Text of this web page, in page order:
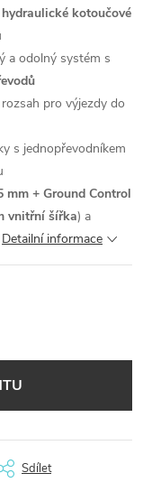
hydraulické kotoučové
a odolný systém s
pro výjezdy do
s jednopřevodníkem
+ Ground Control
vnitřní šířka) a
Detailní informace
Sdílet